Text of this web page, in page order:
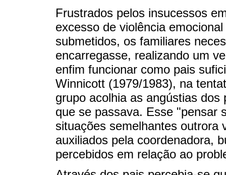
Frustrados pelos insucessos
excesso de violência
submetidos, os familiares
encarregasse, realizando um
enfim funcionar como pais
Winnicott (1979/1983), na
grupo acolhia as angústias
que se passava. Esse "pensar
situações semelhantes outrora
auxiliados pela coordenadora,
percebidos em relação ao